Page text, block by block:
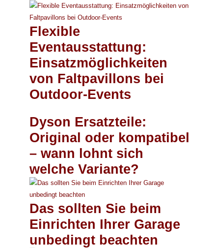
Flexible
Eventausstattung:
Einsatzmöglichkeiten
von Faltpavillons bei
Outdoor-Events
Dyson Ersatzteile:
Original oder kompatibel
– wann lohnt sich
welche Variante?
Das sollten Sie beim
Einrichten Ihrer Garage
unbedingt beachten